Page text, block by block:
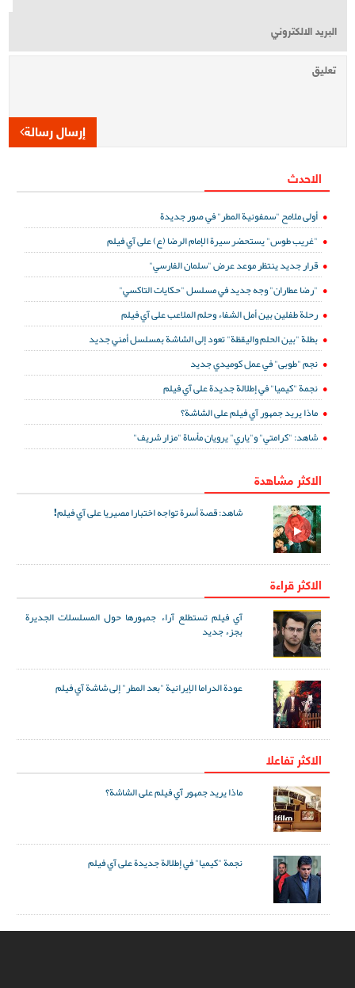
إرسال رسالة
الاحدث
أولى ملامح "سمفونية المطر" في صور جديدة
"غريب طوس" يستحضر سيرة الإمام الرضا (ع) على آي فيلم
قرار جديد ينتظر موعد عرض "سلمان الفارسي"
"رضا عطاران" وجه جديد في مسلسل "حكايات التاكسي"
رحلة طفلين بين أمل الشفاء وحلم الملاعب على آي فيلم
بطلة "بين الحلم واليقظة" تعود إلى الشاشة بمسلسل أمني جديد
نجم "طوبى" في عمل كوميدي جديد
نجمة "كيميا" في إطلالة جديدة على آي فيلم
ماذا يريد جمهور آي فيلم على الشاشة؟
شاهد: "كرامتي" و"ياري" يرويان مأساة "مزار شريف"
الاكثر مشاهدة
شاهد: قصة أسرة تواجه اختبارا مصيريا على آي فيلم!
الاكثر قراءة
آي فيلم تستطلع آراء جمهورها حول المسلسلات الجديرة
بجزء جديد
عودة الدراما الإيرانية "بعد المطر" إلى شاشة آي فيلم
الاکثر تفاعلا
ماذا يريد جمهور آي فيلم على الشاشة؟
نجمة "كيميا" في إطلالة جديدة على آي فيلم